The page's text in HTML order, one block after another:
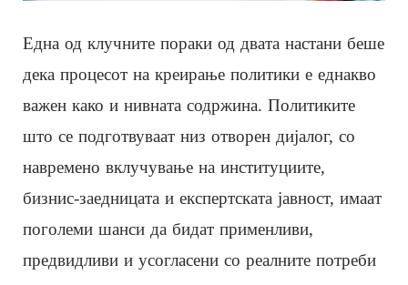
Една од клучните пораки од двата настани беше
дека процесот на креирање политики е еднакво
важен како и нивната содржина. Политиките
што се подготвуваат низ отворен дијалог, со
навремено вклучување на институциите,
бизнис-заедницата и експертската јавност, имаат
поголеми шанси да бидат применливи,
предвидливи и усогласени со реалните потреби